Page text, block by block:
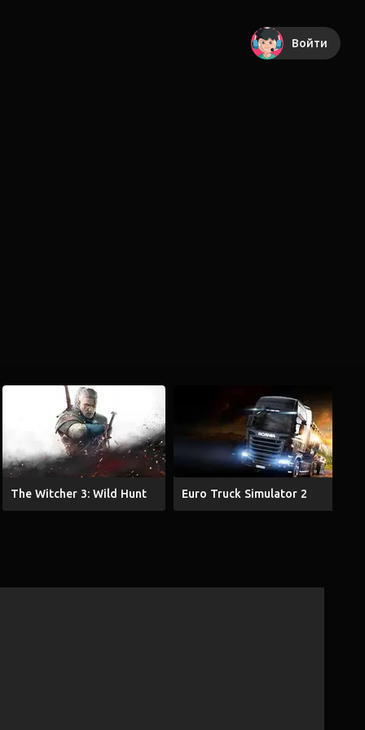
Войти
The Witcher 3: Wild Hunt Euro Truck Simulator 2